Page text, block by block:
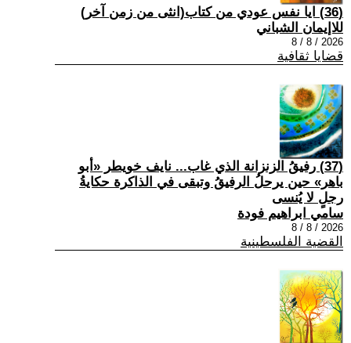
(36) ايا نفس عودي من كتاب(انثى من زمن آخر)
للاإيمان الشباني
2026 / 8 / 8
قضايا ثقافية
(37) رفيقُ الزنزانة الذي غاب... نايف خويطر «أبو
باهر» حين يرحلُ الرفيقُ وتبقى في الذاكرة حكايةُ
رجلٍ لا يُنسى
سامي ابراهيم فودة
2026 / 8 / 8
القضية الفلسطينية